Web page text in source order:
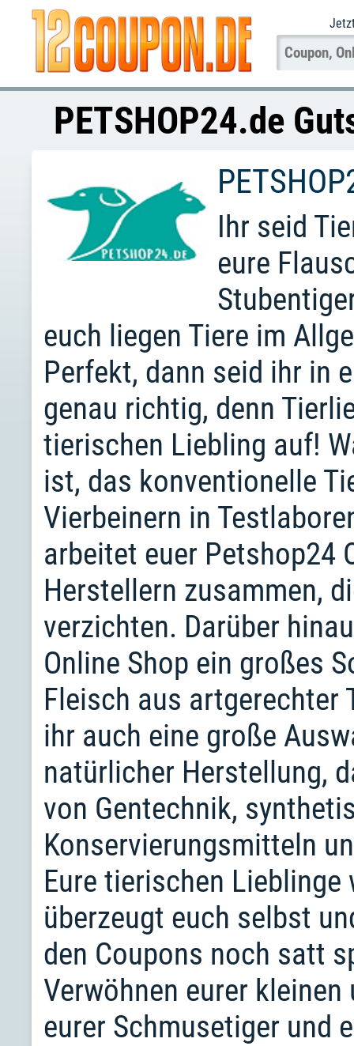
PETSHOP24.de
Ihr seid
eure
euch liegen Tiere im
Perfekt, dann seid ihr in
genau richtig, denn
tierischen Liebling auf!
ist, das konventionelle
Vierbeinern in
arbeitet euer Petshop24
Herstellern zusammen,
verzichten. Darüber
Online Shop ein großes
Fleisch aus
ihr auch eine große
natürlicher Herstellung,
von Gentechnik,
Konservierungsmitteln
Eure tierischen
überzeugt euch selbst
den Coupons noch satt
Verwöhnen eurer
eurer Schmusetiger und